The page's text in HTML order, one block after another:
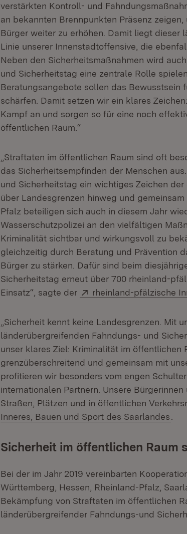
verstärkten Kontroll- und
an bekannten Brennpunkten Präsenz
Bürger weiter zu erhöhen. Damit liegt dieser
Linie unserer Innenstadtoffensive, die
Neben den Sicherheitsmaßnahmen wird
und Sicherheitstag eine zentrale Rolle
Beratungsangebote sollen das Bewusstsein
schärfen. Damit setzen wir ein klares
Kampf an und sorgen so für eine noch
öffentlichen Raum.“
„Straftaten im öffentlichen Raum sind oft
das Sicherheitsempfinden der Menschen
und Sicherheitstag ein wichtiges Zeichen
über Landesgrenzen hinweg und
Pfalz beteiligen sich auch in diesem Jahr
Wasserschutzpolizei an den vielfältigen
Kriminalität sichtbar und wirkungsvoll zu
gleichzeitig durch Beratung und Prävention
Bürger zu stärken. Dafür sind beim
Sicherheitstag erneut über 700 rheinland-
Einsatz“, sagte der
Extern:
rheinland-pfälzische
„Sicherheit kennt keine Landesgrenzen. Mit
länderübergreifenden Fahndungs- und
unser klares Ziel: Kriminalität im öffentlichen
grenzüberschreitend und gemeinsam mit
profitieren wir besonders vom engen
internationalen Partnern. Unsere
Straßen, Plätzen und in öffentlichen
Inneres, Bauen und Sport des Saarlandes
Sicherheit im öffentlichen Raum
Bei der im Jahr 2019 vereinbarten
Württemberg, Hessen, Rheinland-Pfalz,
Bekämpfung von Straftaten im öffentlichen
länderübergreifender Fahndungs-und